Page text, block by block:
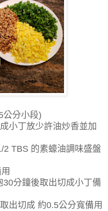
公分小段)
小丁放少許油炒香並加
油調味盛盤
分鐘後取出切成小丁備
出切成 約0.5公分寬備用